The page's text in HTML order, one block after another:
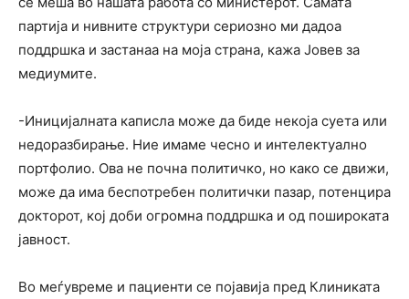
партија и нивните структури сериозно ми дадоа
поддршка и застанаа на моја страна, кажа Јовев за
медиумите.
-Иницијалната каписла може да биде некоја суета или
недоразбирање. Ние имаме чесно и интелектуално
портфолио. Ова не почна политичко, но како се движи,
може да има беспотребен политички пазар, потенцира
докторот, кој доби огромна поддршка и од пошироката
јавност.
Во меѓувреме и пациенти се појавија пред Клиниката